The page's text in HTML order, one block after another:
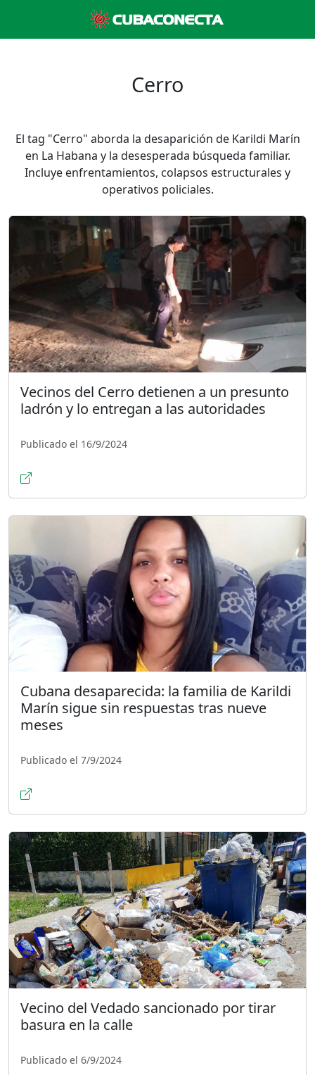
Cerro
El tag "Cerro" aborda la desaparición de Karildi Marín
en La Habana y la desesperada búsqueda familiar.
Incluye enfrentamientos, colapsos estructurales y
operativos policiales.
Vecinos del Cerro detienen a un presunto
ladrón y lo entregan a las autoridades
Publicado el 16/9/2024
Cubana desaparecida: la familia de Karildi
Marín sigue sin respuestas tras nueve
meses
Publicado el 7/9/2024
Vecino del Vedado sancionado por tirar
basura en la calle
Publicado el 6/9/2024